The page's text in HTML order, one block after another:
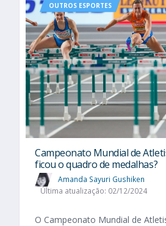
OUTROS ESPORTES
Campeonato Mundial de
ficou o quadro de medalhas?
Amanda Sayuri Gushiken
Última atualização: 02/12/2024
O Campeonato Mundial de